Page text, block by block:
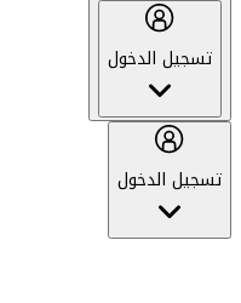
تسجيل الدخول
تسجيل الدخول